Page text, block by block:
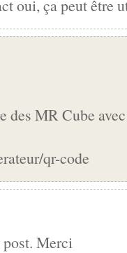
oui, ça peut être
des MR Cube
qr-code
Merci